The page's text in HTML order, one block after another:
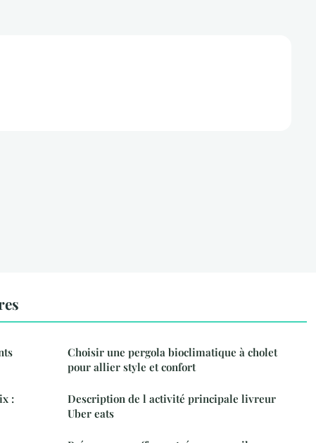
:
Choisir une pergola bioclimatique à cholet
pour allier style et confort
Description de l activité principale livreur
Uber eats